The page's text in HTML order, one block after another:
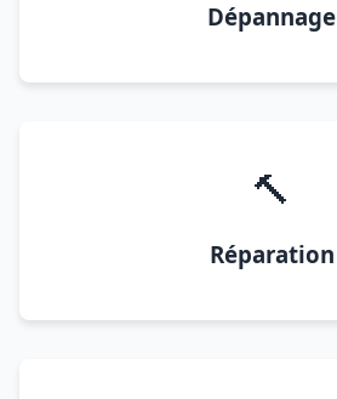
Dépannage
🔨
Réparation